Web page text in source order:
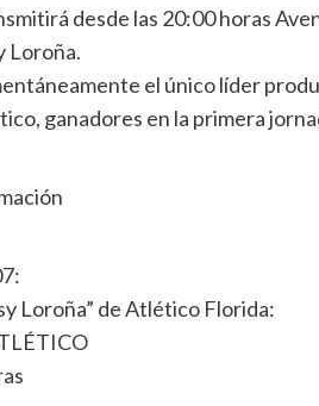
desde las 20:00 horas
Loroña.
el único líder
ganadores en la primera
Loroña” de Atlético Florida: